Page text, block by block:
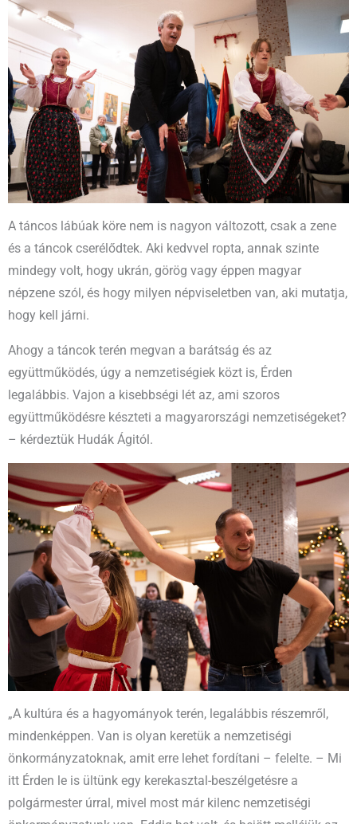
A táncos lábúak köre nem is nagyon változott, csak a zene
és a táncok cserélődtek. Aki kedvvel ropta, annak szinte
mindegy volt, hogy ukrán, görög vagy éppen magyar
népzene szól, és hogy milyen népviseletben van, aki mutatja,
hogy kell járni.
Ahogy a táncok terén megvan a barátság és az
együttműködés, úgy a nemzetiségiek közt is, Érden
legalábbis. Vajon a kisebbségi lét az, ami szoros
együttműködésre készteti a magyarországi nemzetiségeket?
– kérdeztük Hudák Ágitól.
„A kultúra és a hagyományok terén, legalábbis részemről,
mindenképpen. Van is olyan keretük a nemzetiségi
önkormányzatoknak, amit erre lehet fordítani – felelte. – Mi
itt Érden le is ültünk egy kerekasztal-beszélgetésre a
polgármester úrral, mivel most már kilenc nemzetiségi